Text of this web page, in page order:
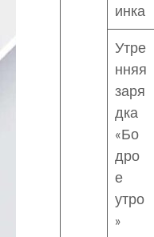
инка
Утре
нняя
заря
дка
«Бо
дро
е
утро
»